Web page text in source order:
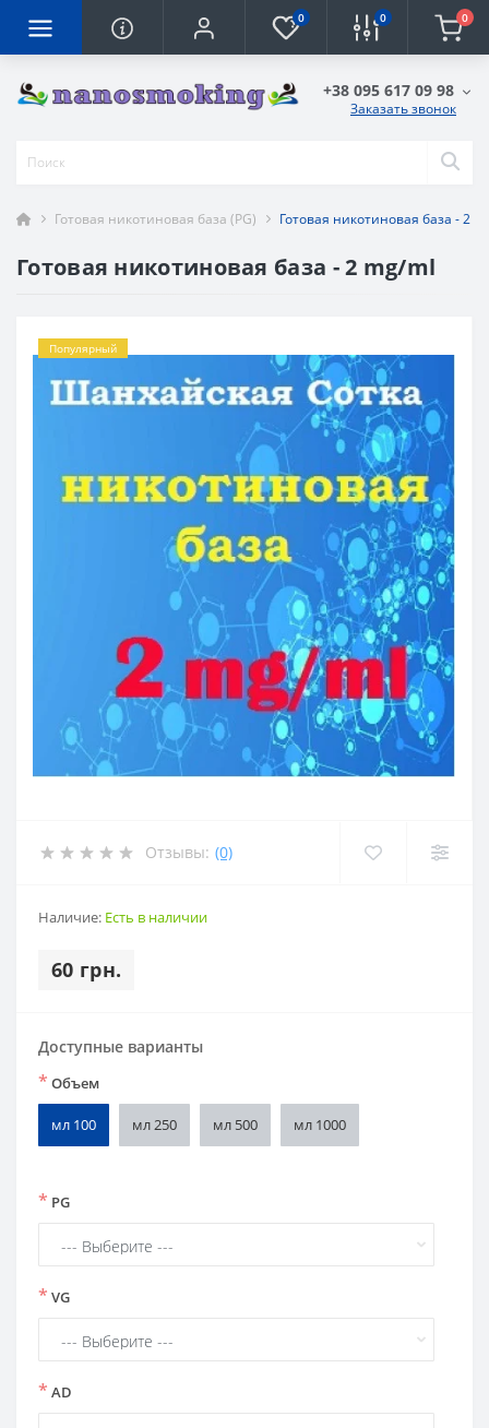
0 0 0
+38 095 617 09 98
Заказать звонок
Готовая никотиновая база (PG) Готовая никотиновая база - 2
Готовая никотиновая база - 2 mg/ml
Популярный
Отзывы: (0)
Наличие: Есть в наличии
60 грн.
Доступные варианты
* Объем
мл 100 мл 250 мл 500 мл 1000
* PG
* VG
* AD